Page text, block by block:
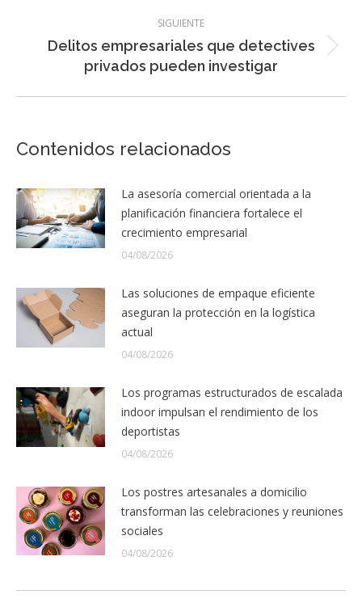
SIGUIENTE
Entrada
siguiente:
Delitos empresariales que detectives
privados pueden investigar
Contenidos relacionados
La asesoría comercial orientada a la
planificación financiera fortalece el
crecimiento empresarial
04/08/2026
Las soluciones de empaque eficiente
aseguran la protección en la logística
actual
04/08/2026
Los programas estructurados de escalada
indoor impulsan el rendimiento de los
deportistas
04/08/2026
Los postres artesanales a domicilio
transforman las celebraciones y reuniones
sociales
04/08/2026